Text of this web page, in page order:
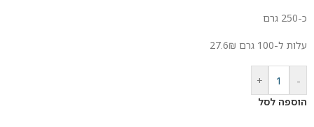
כ-250 גרם
עלות ל-100 גרם 27.6₪
-
+
הוספה לסל